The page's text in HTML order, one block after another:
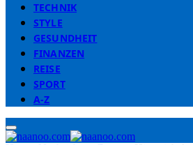
TECHNIK
STYLE
GESUNDHEIT
FINANZEN
REISE
SPORT
A-Z